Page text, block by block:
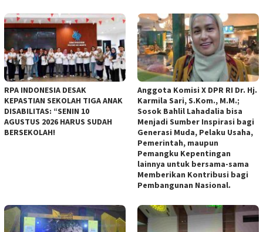
RPA INDONESIA DESAK
KEPASTIAN SEKOLAH TIGA ANAK
DISABILITAS: “SENIN 10
AGUSTUS 2026 HARUS SUDAH
BERSEKOLAH!
Anggota Komisi X DPR RI Dr. Hj.
Karmila Sari, S.Kom., M.M.;
Sosok Bahlil Lahadalia bisa
Menjadi Sumber Inspirasi bagi
Generasi Muda, Pelaku Usaha,
Pemerintah, maupun
Pemangku Kepentingan
lainnya untuk bersama-sama
Memberikan Kontribusi bagi
Pembangunan Nasional.